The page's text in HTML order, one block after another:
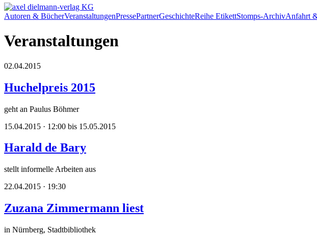
Autoren & BücherVeranstaltungenPressePartnerGeschichteReihe EtikettStomps-ArchivAnfahrt
Veranstaltungen
02.04.2015
Huchelpreis 2015
geht an Paulus Böhmer
15.04.2015 · 12:00 bis 15.05.2015
Harald de Bary
stellt informelle Arbeiten aus
22.04.2015 · 19:30
Zuzana Zimmermann liest
in Nürnberg, Stadtbibliothek